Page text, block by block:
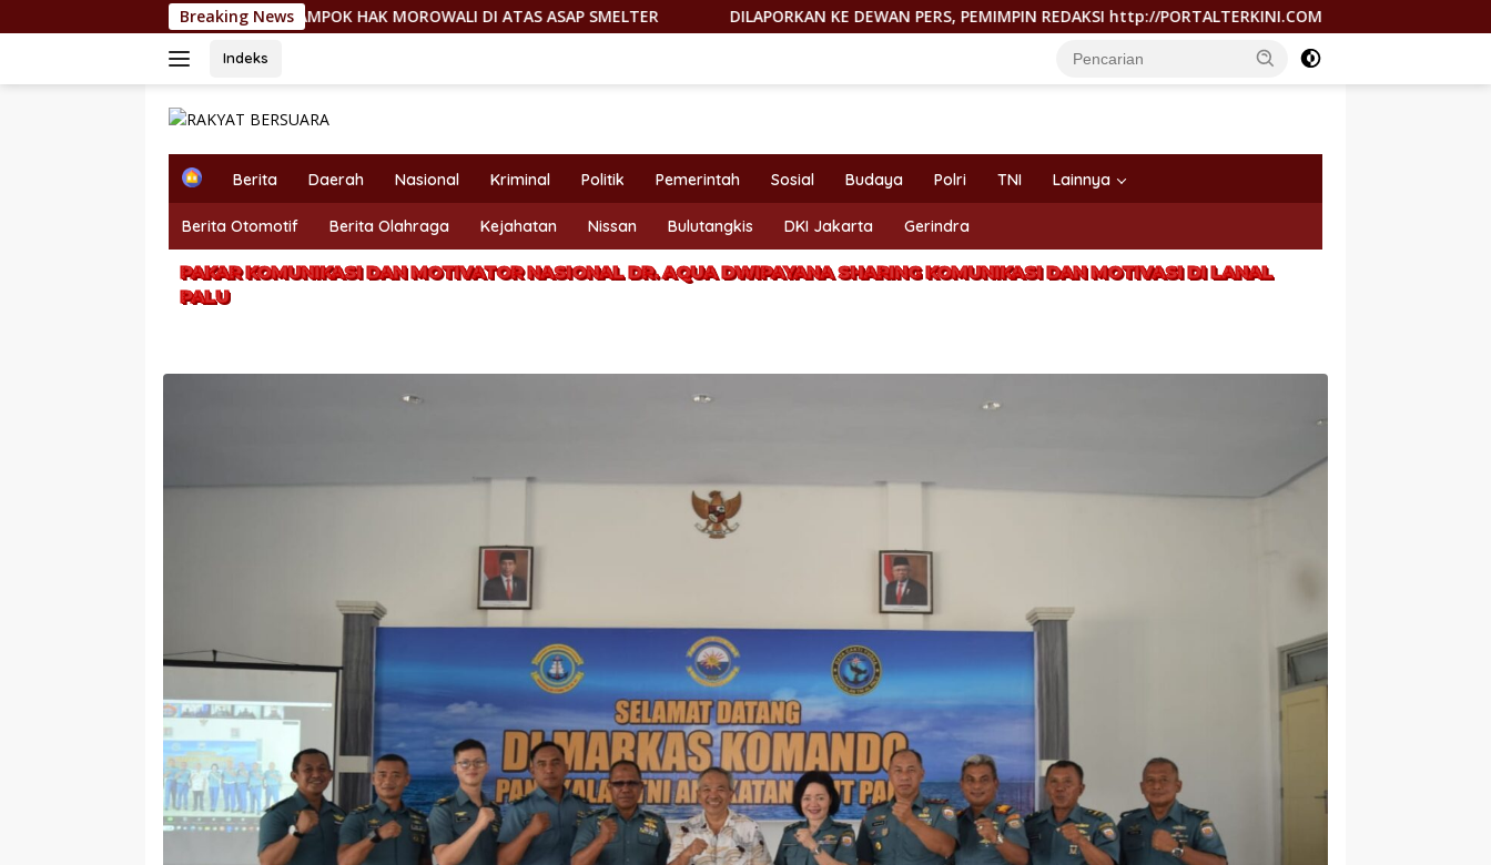
ke
Breaking News
2026 DITUDING RAMPOK HAK MOROWALI DI ATAS ASAP SMELTER DILAPORKAN KE DEWAN PERS, PEMIMPIN REDAKSI http://PORTALTERKINI.COM: “KAMI TIDAK PERNAH TUTUP RUANG
Indeks
H
m
e
Berita Daerah Nasional Kriminal Politik Pemerintah Sosial Budaya Polri TNI Lainnya
Berita Otomotif Berita Olahraga Kejahatan Nissan Bulutangkis DKI Jakarta Gerindra
PAKAR KOMUNIKASI DAN MOTIVATOR NASIONAL DR. AQUA DWIPAYANA SHARING KOMUNIKASI DAN MOTIVASI DI LANAL
PALU